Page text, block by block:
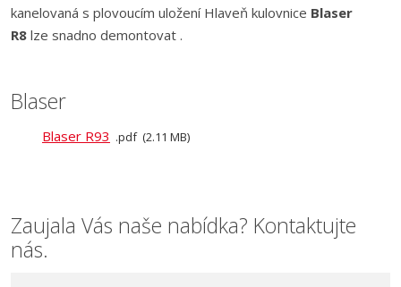
kanelovaná s plovoucím uložení Hlaveň kulovnice Blaser
R8 lze snadno demontovat .
Blaser
Blaser R93 pdf 2.11 MB
Zaujala Vás naše nabídka? Kontaktujte
nás.